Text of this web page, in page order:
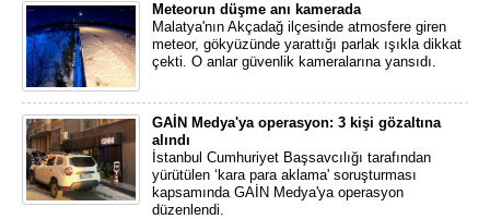
Meteorun düşme anı kamerada
Malatya'nın Akçadağ ilçesinde atmosfere giren
meteor, gökyüzünde yarattığı parlak ışıkla dikkat
çekti. O anlar güvenlik kameralarına yansıdı.
GAİN Medya'ya operasyon: 3 kişi gözaltına
alındı
İstanbul Cumhuriyet Başsavcılığı tarafından
yürütülen ‘kara para aklama' soruşturması
kapsamında GAİN Medya'ya operasyon
düzenlendi.